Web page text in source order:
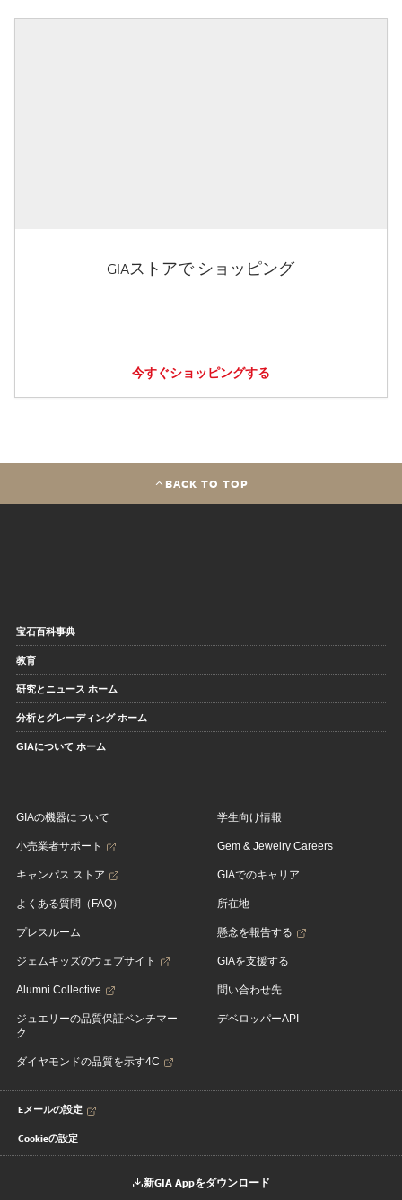
GIAストアで ショッピング
今すぐショッピングする
BACK TO TOP
宝石百科事典
教育
研究とニュース ホーム
分析とグレーディング ホーム
GIAについて ホーム
GIAの機器について
小売業者サポート
キャンパス ストア
よくある質問（FAQ）
プレスルーム
ジェムキッズのウェブサイト
Alumni Collective
ジュエリーの品質保証ベンチマー
ク
ダイヤモンドの品質を示す4C
学生向け情報
Gem & Jewelry Careers
GIAでのキャリア
所在地
懸念を報告する
GIAを支援する
問い合わせ先
デベロッパーAPI
Eメールの設定
Cookieの設定
新GIA Appをダウンロード